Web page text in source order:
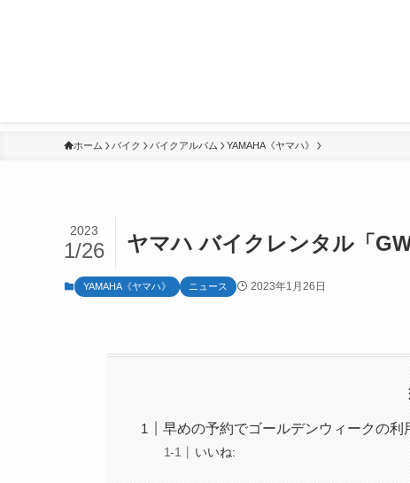
ホーム バイク バイクアルバム YAMAHA《ヤマハ》
ヤマハ バイクレンタル「
2023
1/26
YAMAHA《ヤマハ》 ニュース 2023年1月26日
早めの予約でゴールデンウィークの利
いいね: